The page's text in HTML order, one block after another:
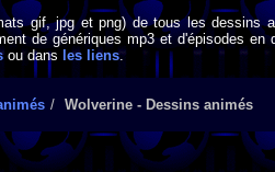
gif, jpg et png) de tous les dessins
de génériques mp3 et d'épisodes
ou dans les liens.
Wolverine - Dessins animés